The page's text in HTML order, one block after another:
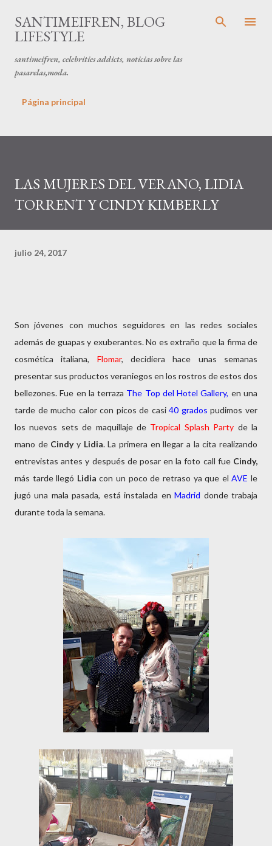
Ir al contenido principal
SANTIMEIFREN, BLOG
LIFESTYLE
santimeifren, celebrities addicts, noticias sobre las
pasarelas,moda.
Página principal
LAS MUJERES DEL VERANO, LIDIA
TORRENT Y CINDY KIMBERLY
julio 24, 2017
Son jóvenes con muchos seguidores en las redes sociales
además de guapas y exuberantes. No es extraño que la firma de
cosmética italiana, Flomar, decidiera hace unas semanas
presentar sus productos veraniegos en los rostros de estos dos
bellezones. Fue en la terraza The Top del Hotel Gallery, en una
tarde de mucho calor con picos de casi40 grados pudimos ver
los nuevos sets de maquillaje de Tropical Splash Party de la
mano de Cindyy Lidia. La primera en llegar a la cita realizando
entrevistas antes y después de posar en la foto call fue Cindy,
más tarde llegó Lidiacon un poco de retraso ya que elAVEle
jugó una mala pasada, está instalada enMadrid donde trabaja
durante toda la semana.